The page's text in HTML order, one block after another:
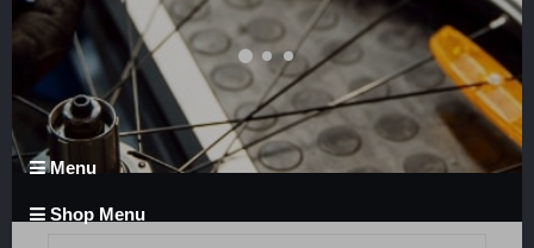
Menu
Shop Menu